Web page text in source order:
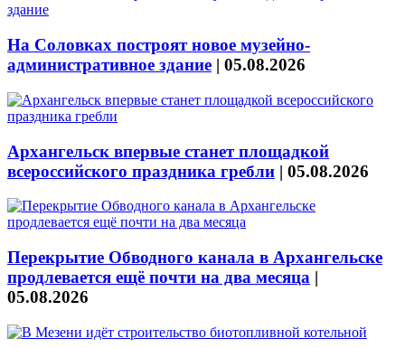
На Соловках построят новое музейно-
административное здание | 05.08.2026
Архангельск впервые станет площадкой
всероссийского праздника гребли | 05.08.2026
Перекрытие Обводного канала в Архангельске
продлевается ещё почти на два месяца |
05.08.2026